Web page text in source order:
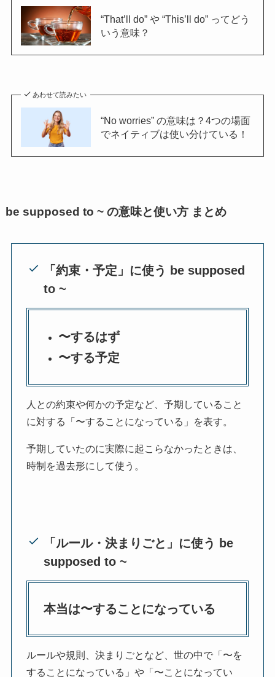
“That’ll do” や “This’ll do” ってどう
いう意味？
あわせて読みたい
“No worries” の意味は？4つの場面
でネイティブは使い分けている！
be supposed to ~ の意味と使い方 まとめ
「約束・予定」に使う be supposed
to ~
〜するはず
〜する予定
人との約束や何かの予定など、予期していること
に対する「〜することになっている」を表す。
予期していたのに実際に起こらなかったときは、
時制を過去形にして使う。
「ルール・決まりごと」に使う
be
supposed to ~
本当は〜することになっている
ルールや規則、決まりごとなど、世の中で「〜を
することになっている」や「〜ことになってい